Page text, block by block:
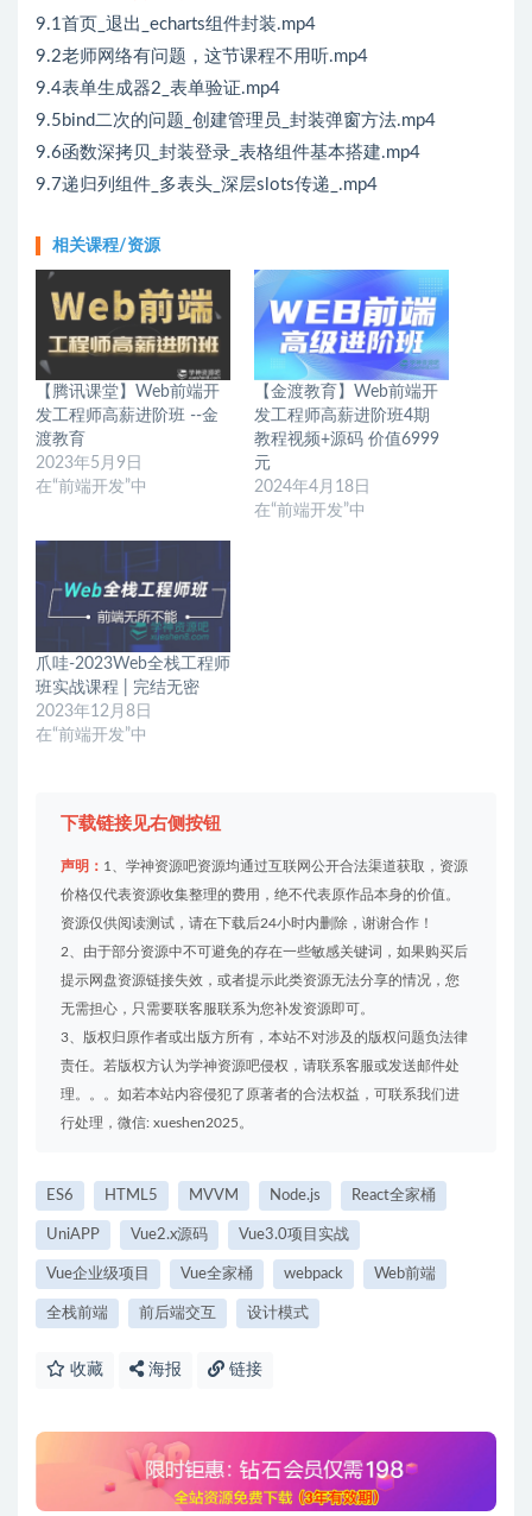
9.1首页_退出_echarts组件封装.mp4
9.2老师网络有问题，这节课程不用听.mp4
9.4表单生成器2_表单验证.mp4
9.5bind二次的问题_创建管理员_封装弹窗方法.mp4
9.6函数深拷贝_封装登录_表格组件基本搭建.mp4
9.7递归列组件_多表头_深层slots传递_.mp4
相关课程/资源
【腾讯课堂】Web前端开
发工程师高薪进阶班 --金
渡教育
2023年5月9日
在“前端开发”中
【金渡教育】Web前端开
发工程师高薪进阶班4期
教程视频+源码 价值6999
元
2024年4月18日
在“前端开发”中
爪哇-2023Web全栈工程师
班实战课程 | 完结无密
2023年12月8日
在“前端开发”中
下载链接见右侧按钮
声明： 1、学神资源吧资源均通过互联网公开合法渠道获取，资源
价格仅代表资源收集整理的费用，绝不代表原作品本身的价值。
资源仅供阅读测试，请在下载后24小时内删除，谢谢合作！
2、由于部分资源中不可避免的存在一些敏感关键词，如果购买后
提示网盘资源链接失效，或者提示此类资源无法分享的情况，您
无需担心，只需要联客服联系为您补发资源即可。
3、版权归原作者或出版方所有，本站不对涉及的版权问题负法律
责任。若版权方认为学神资源吧侵权，请联系客服或发送邮件处
理。。。如若本站内容侵犯了原著者的合法权益，可联系我们进
行处理，微信: xueshen2025。
ES6 HTML5 MVVM Node.js React全家桶
UniAPP Vue2.x源码 Vue3.0项目实战
Vue企业级项目 Vue全家桶 webpack Web前端
全栈前端 前后端交互 设计模式
收藏 海报 链接